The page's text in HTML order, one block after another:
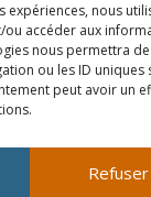
expériences, nous
accéder aux
nous permettra
ou les ID uniques
peut avoir un
Refuser
Téléphone : (450)
Direction
Administration